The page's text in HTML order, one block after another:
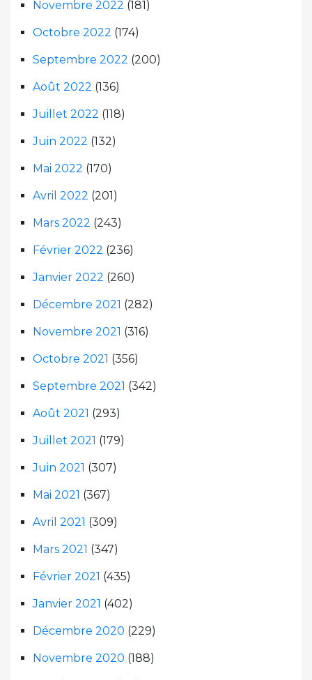
Novembre 2022 (181)
Octobre 2022 (174)
Septembre 2022 (200)
Août 2022 (136)
Juillet 2022 (118)
Juin 2022 (132)
Mai 2022 (170)
Avril 2022 (201)
Mars 2022 (243)
Février 2022 (236)
Janvier 2022 (260)
Décembre 2021 (282)
Novembre 2021 (316)
Octobre 2021 (356)
Septembre 2021 (342)
Août 2021 (293)
Juillet 2021 (179)
Juin 2021 (307)
Mai 2021 (367)
Avril 2021 (309)
Mars 2021 (347)
Février 2021 (435)
Janvier 2021 (402)
Décembre 2020 (229)
Novembre 2020 (188)